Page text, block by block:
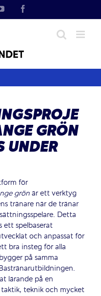
YouTube
GRÖN
UNDER
för
grönär ett verktyg
tränare när de tränar
Detta
ett spelbaserat
och anpassat för
bra insteg för alla
på samma
lärande på en
teknik och mycket